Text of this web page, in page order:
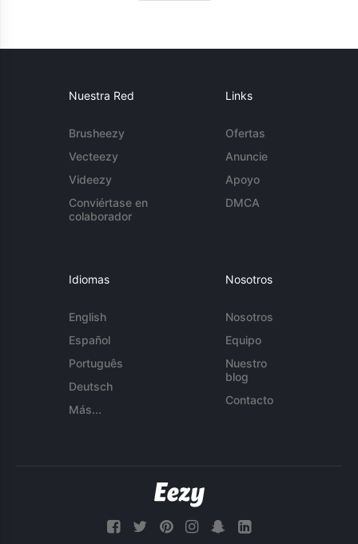
Nuestra Red
Brusheezy
Vecteezy
Videezy
Conviértase en
colaborador
Links
Ofertas
Anuncie
Apoyo
DMCA
Idiomas
English
Español
Português
Deutsch
Más...
Nosotros
Nosotros
Equipo
Nuestro
blog
Contacto